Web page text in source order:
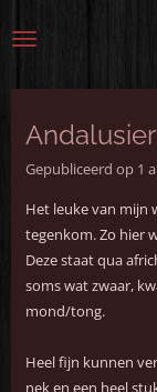
direct
hoofdinhoud
Andalusier
Gepubliceerd op 1
Het leuke van mijn
tegenkom. Zo hier
Deze staat qua
soms wat zwaar,
mond/tong.
Heel fijn kunnen
nek en een heel